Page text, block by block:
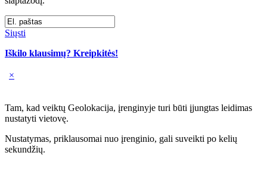
Siųsti
Iškilo klausimų? Kreipkitės!
×
Tam, kad veiktų Geolokacija, įrenginyje turi būti įjungtas leidimas
nustatyti vietovę.
Nustatymas, priklausomai nuo įrenginio, gali suveikti po kelių
sekundžių.